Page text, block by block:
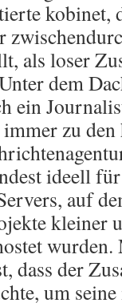
kobinet,
als loser
dem
ein
zu den
ideell
auf
kleiner
dass der
um